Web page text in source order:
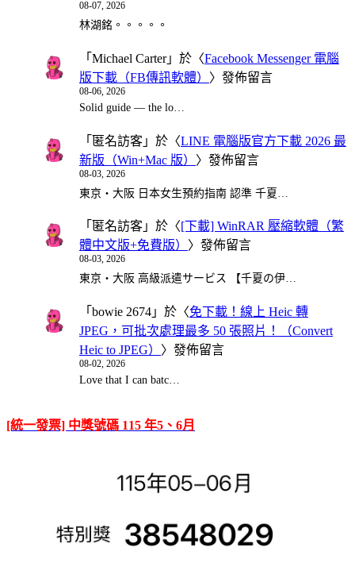
08-07, 2026
林湖銘。。。。。
「 Michael Carter」於〈Facebook Messenger 電腦
版下載（FB傳訊軟體） 〉發佈留言
08-06, 2026
Solid guide — the lo…
「 匿名訪客 」於〈LINE 電腦版官方下載 2026 最
新版（Win+Mac 版） 〉發佈留言
08-03, 2026
東京・大阪 日本女生預約指南 認準 千夏…
「 匿名訪客 」於〈[下載] WinRAR 壓縮軟體（繁
體中文版+免費版） 〉發佈留言
08-03, 2026
東京・大阪 高級派遣サービス 【千夏の伊…
「 bowie 2674 」於〈免下載！線上 Heic 轉
JPEG，可批次處理最多 50 張照片！（Convert
Heic to JPEG） 〉發佈留言
08-02, 2026
Love that I can batc…
[統一發票] 中獎號碼 115 年5、6月